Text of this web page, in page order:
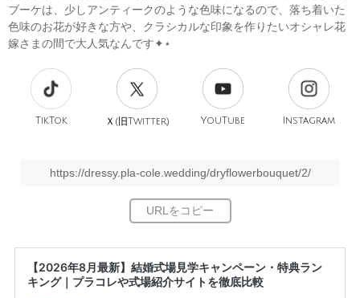
ブーケは、少しアンティークのような色味になるので、落ち着いた
色味のお花が好きな方や、クラシカルな印象を作りたいオシャレ花
嫁さまの間で大人気なんです✦⋆
TikTok Ｘ(旧Twitter) YouTube Instagram
https://dressy.pla-cole.wedding/dryflowerbouquet/2/
【2026年8月最新】結婚式場見学キャンペーン・特典ラン
キング｜プラコレや式場紹介サイトを徹底比較